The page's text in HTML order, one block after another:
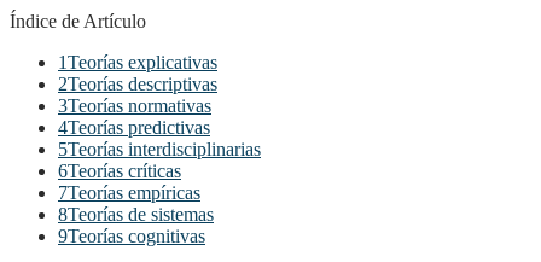
Índice de Artículo
1Teorías explicativas
2Teorías descriptivas
3Teorías normativas
4Teorías predictivas
5Teorías interdisciplinarias
6Teorías críticas
7Teorías empíricas
8Teorías de sistemas
9Teorías cognitivas